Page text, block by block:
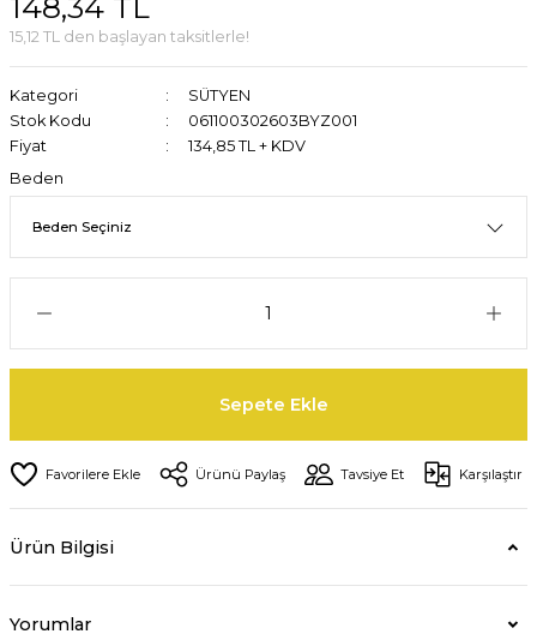
148,34 TL
15,12 TL den başlayan taksitlerle!
Kategori
SÜTYEN
Stok Kodu
061100302603BYZ001
Fiyat
134,85 TL + KDV
Beden
Sepete Ekle
Ürünü Paylaş Tavsiye Et Karşılaştır
Ürün Bilgisi
Yorumlar